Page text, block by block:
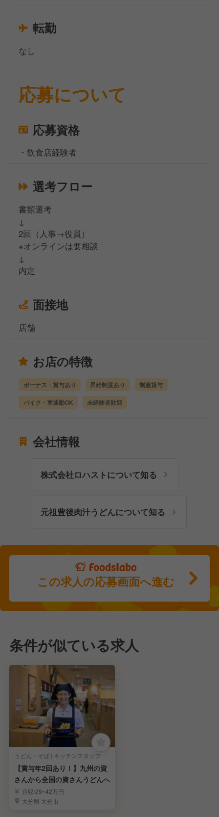
転勤
なし
応募について
応募資格
・飲食店経験者
選考フロー
書類選考
↓
2回（人事→役員）
※オンラインは要相談
↓
内定
面接地
店舗
お店の特徴
ボーナス・賞与あり 昇給制度あり 制服貸与
バイク・車通勤OK 未経験者歓迎
会社情報
株式会社ロハストについて知る
元祖豊後肉汁うどんについて知る
この求人の応募画面へ進む
条件が似ている求人
うどん・そば | キッチンスタッフ
【賞与年2回あり！】九州の資
さんから全国の資さんうどんへ
月収/29~42万円
大分県 大分市